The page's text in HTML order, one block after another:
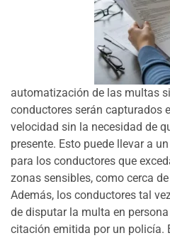
automatización de las multas
conductores serán capturados
velocidad sin la necesidad de
presente. Esto puede llevar a
para los conductores que
zonas sensibles, como cerca
Además, los conductores tal
de disputar la multa en
citación emitida por un policía.